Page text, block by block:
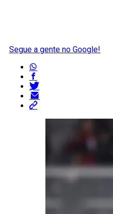
Segue a gente no Google!